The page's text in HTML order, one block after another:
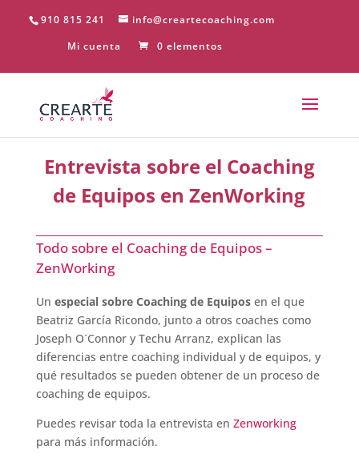
910 815 241
info@creartecoaching.com
Mi cuenta
0 elementos
Entrevista sobre el Coaching
de Equipos en ZenWorking
Todo sobre el Coaching de Equipos –
ZenWorking
Un especial sobre Coaching de Equiposen el que
Beatriz García Ricondo, junto a otros coaches como
Joseph O´Connor y Techu Arranz, explican las
diferencias entre coaching individual y de equipos, y
qué resultados se pueden obtener de un proceso de
coaching de equipos.
Puedes revisar toda la entrevista en Zenworking
para más información.